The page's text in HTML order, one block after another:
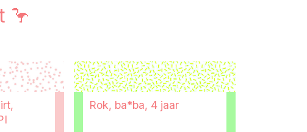
🦩
Rok, ba*ba, 4 jaar